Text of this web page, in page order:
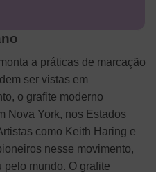
a práticas de marcação
ser vistas em
o grafite moderno
Nova York, nos Estados
como Keith Haring e
nesse movimento,
mundo. O grafite